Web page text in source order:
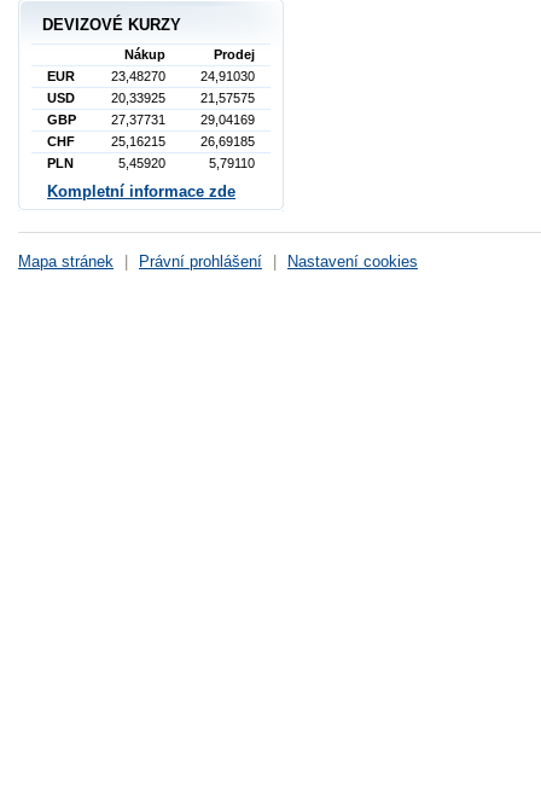
DEVIZOVÉ KURZY
Nákup
Prodej
EUR
23,48270
24,91030
USD
20,33925
21,57575
GBP
27,37731
29,04169
CHF
25,16215
26,69185
PLN
5,45920 5,79110
Kompletní informace zde
Mapa stránek Právní prohlášení Nastavení cookies